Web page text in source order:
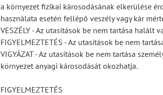
a környezet fizikai károsodásának elkerülése
használata esetén fellépő veszély vagy kár
VESZÉLY - Az utasítások be nem tartása halált
FIGYELMEZTETÉS - Az utasítások be nem
VIGYÁZAT - Az utasítások be nem tartása
környezet anyagi károsodását okozhatja.
FIGYELMEZTETÉS